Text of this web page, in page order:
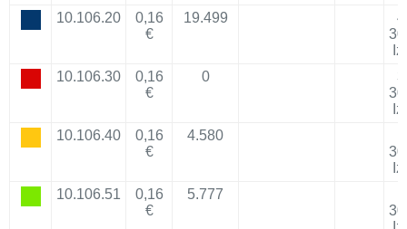
10.106.20
0,16
€
19.499
10.106.30
0,16
€
0
10.106.40
0,16
€
4.580
10.106.51
0,16
€
5.777